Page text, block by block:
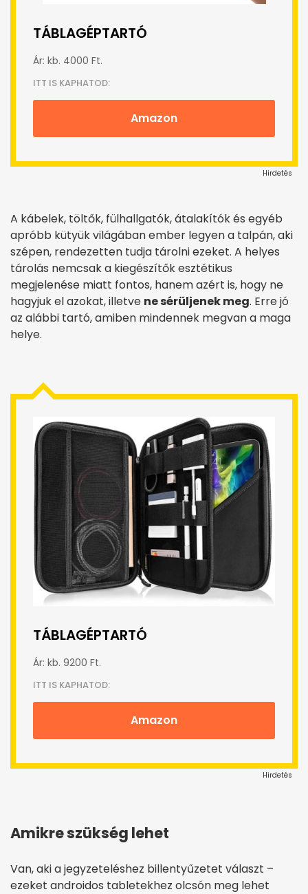
TÁBLAGÉPTARTÓ
Ár: kb. 4000 Ft.
ITT IS KAPHATOD:
Amazon
Hirdetés
A kábelek, töltők, fülhallgatók, átalakítók és egyéb
apróbb kütyük világában ember legyen a talpán, aki
szépen, rendezetten tudja tárolni ezeket. A helyes
tárolás nemcsak a kiegészítők esztétikus
megjelenése miatt fontos, hanem azért is, hogy ne
hagyjuk el azokat, illetve ne sérüljenek meg. Erre jó
az alábbi tartó, amiben mindennek megvan a maga
helye.
TÁBLAGÉPTARTÓ
Ár: kb. 9200 Ft.
ITT IS KAPHATOD:
Amazon
Hirdetés
Amikre szükség lehet
Van, aki a jegyzeteléshez billentyűzetet választ –
ezeket androidos tabletekhez olcsón meg lehet